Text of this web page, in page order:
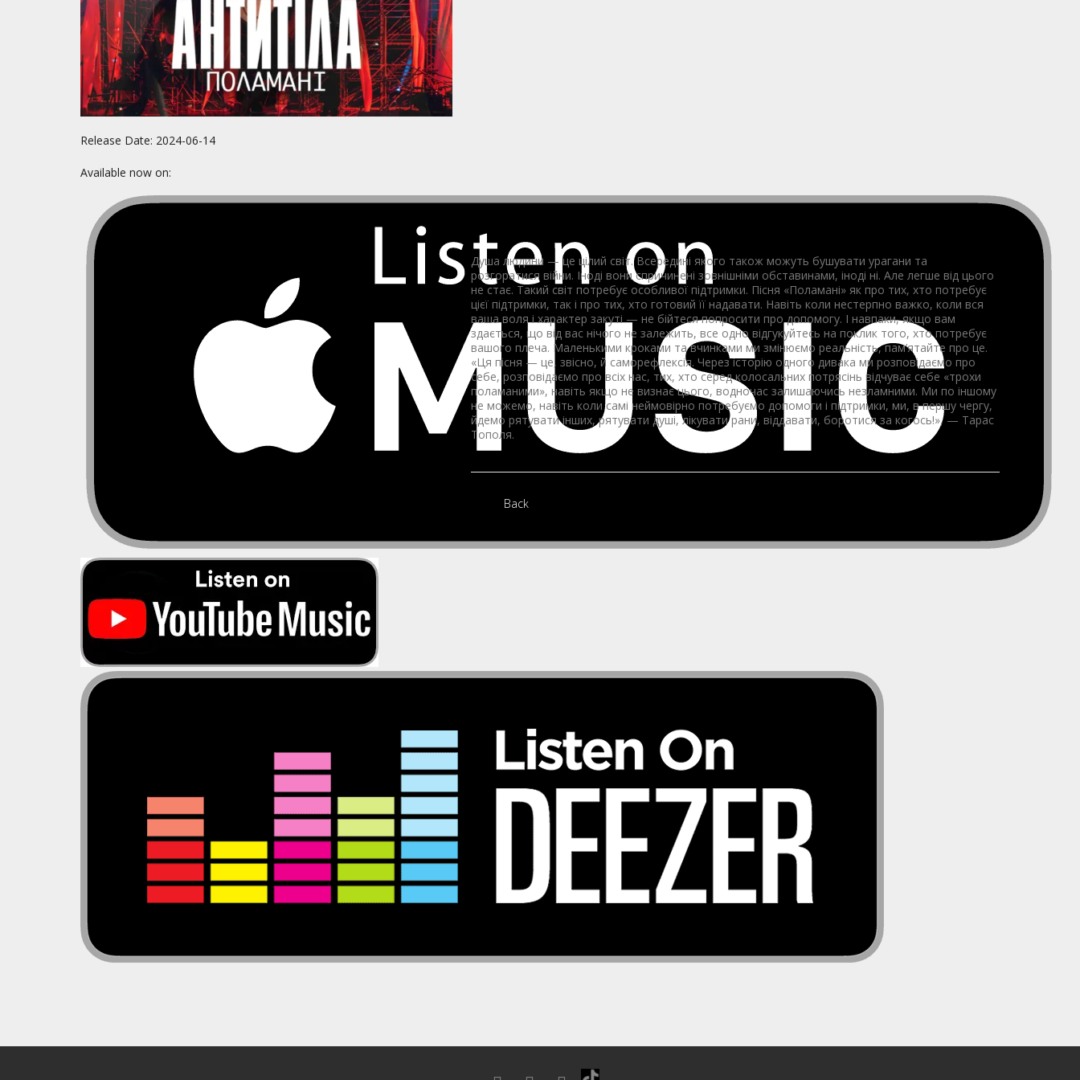
Release Date: 2024-06-14
Available now on:
Душа людини — це цілий світ. Всередині якого також можуть бушувати урагани та
розгоратися війни. Іноді вони спричинені зовнішніми обставинами, іноді ні. Але легше від цього
не стає. Такий світ потребує особливої підтримки. Пісня «Поламані» як про тих, хто потребує
цієї підтримки, так і про тих, хто готовий її надавати. Навіть коли нестерпно важко, коли вся
ваша воля і характер закуті — не бійтеся попросити про допомогу. І навпаки, якщо вам
здається, що від вас нічого не залежить, все одно відгукуйтесь на поклик того, хто потребує
вашого плеча. Маленькими кроками та вчинками ми змінюємо реальність, пам’ятайте про це.
«Ця пісня — це, звісно, й саморефлексія. Через історію одного дивака ми розповідаємо про
себе, розповідаємо про всіх нас, тих, хто серед колосальних потрясінь відчуває себе «трохи
поламаними», навіть якщо не визнає цього, водночас залишаючись незламними. Ми по іншому
не можемо, навіть коли самі неймовірно потребуємо допомоги і підтримки, ми, в першу чергу,
йдемо рятувати інших, рятувати душі, лікувати рани, віддавати, боротися за когось!», — Тарас
Тополя.
Back